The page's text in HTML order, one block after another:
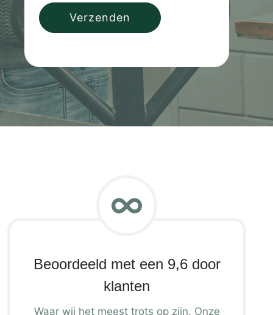
Verzenden
Beoordeeld met een 9,6 door
klanten
Waar wij het meest trots op zijn. Onze